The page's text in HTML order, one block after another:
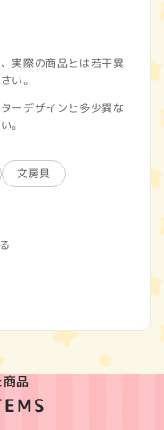
実際の商品とは若干異
い。
ーデザインと多少異な
。
文房具
品